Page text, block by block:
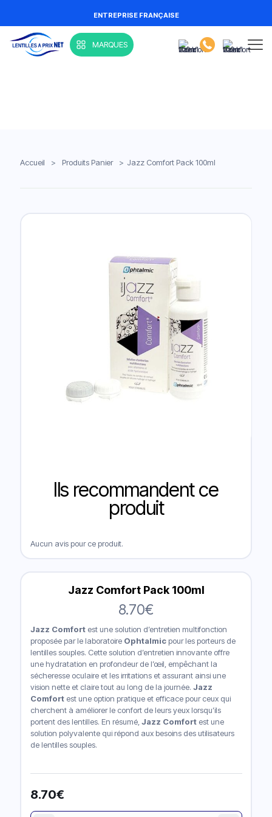
ENTREPRISE FRANÇAISE
MARQUES
Accueil > Produits Panier > Jazz Comfort Pack 100ml
Ils recommandent ce
produit
Aucun avis pour ce produit.
Jazz Comfort Pack 100ml
8.70€
Jazz Comfortest une solution d’entretien multifonction
proposée par le laboratoire Ophtalmicpour les porteurs de
lentilles souples. Cette solution d’entretien innovante offre
une hydratation en profondeur de l’œil, empêchant la
sécheresse oculaire et les irritations et assurant ainsi une
vision nette et claire tout au long de la journée. Jazz
Comfortest une option pratique et efficace pour ceux qui
cherchent à améliorer le confort de leurs yeux lorsqu’ils
portent des lentilles. En résumé, Jazz Comfortest une
solution polyvalente qui répond aux besoins des utilisateurs
de lentilles souples.
8.70€